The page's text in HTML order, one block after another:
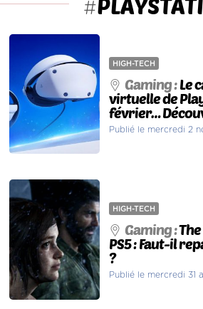
#
HIGH-TECH
Gaming :Le
virtuelle de
février…
Publié le mercredi 2
HIGH-TECH
Gaming :
PS5 : Faut-il
?
Publié le mercredi 31